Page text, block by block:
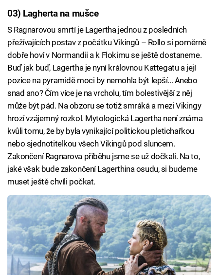
03) Lagherta na mušce
S Ragnarovou smrtí je Lagertha jednou z posledních
přežívajících postav z počátku Vikingů – Rollo si poměrně
dobře hoví v Normandii a k Flokimu se ještě dostaneme.
Buď jak buď, Lagertha je nyní královnou Kattegatu a její
pozice na pyramidě moci by nemohla být lepší... Anebo
snad ano? Čím více je na vrcholu, tím bolestivější z něj
může být pád. Na obzoru se totiž smráká a mezi Vikingy
hrozí vzájemný rozkol. Mytologická Lagertha není známa
kvůli tomu, že by byla vynikající politickou pletichařkou
nebo sjednotitelkou všech Vikingů pod sluncem.
Zakončení Ragnarova příběhu jsme se už dočkali. Na to,
jaké však bude zakončení Lagerthina osudu, si budeme
muset ještě chvíli počkat.